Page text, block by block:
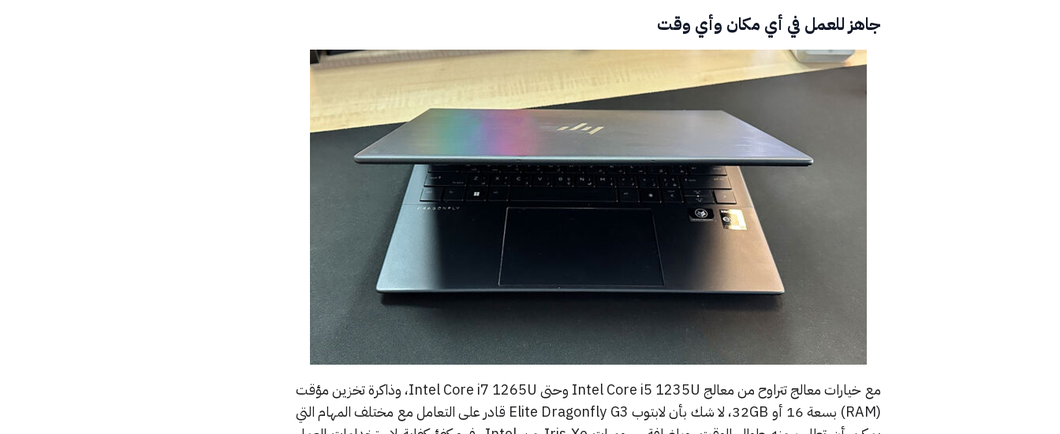
جاهز للعمل في أي مكان وأي وقت
مع خيارات معالج تتراوح من معالج Intel Core i5 1235U وحتى Intel Core i7 1265U، وذاكرة تخزين مؤقت
(RAM) بسعة 16 أو 32GB، لا شك بأن لابتوب Elite Dragonfly G3 قادر على التعامل مع مختلف المهام التي